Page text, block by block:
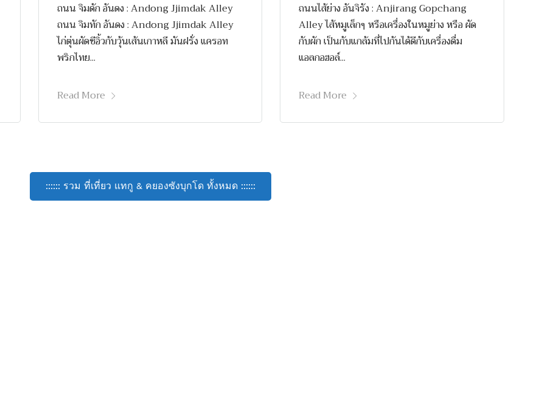
ถนน จิมดัก อันดง : Andong Jjimdak Alley
ถนน จิมทัก อันดง : Andong Jjimdak Alley
ไก่ตุ่นผัดซีอิ้วกับวุ้นเส้นเกาหลี มันฝรั่ง แครอท
พริกไทย...
Read More
ถนนไส้ย่าง อันจิรัง : Anjirang Gopchang
Alley ไส้หมูเล็กๆ หรือเครื่องในหมูย่าง หรือ ผัด
กับผัก เป็นกับแกล้มที่ไปกันได้ดีกับเครื่องดื่ม
แอลกอฮอล์...
Read More
:::::: รวม ที่เที่ยว แทกู & คยองซังบุกโด ทั้งหมด ::::::